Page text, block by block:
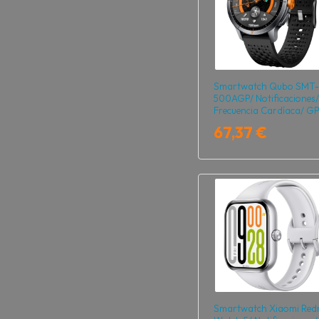
Smartwatch Qubo SMT-
500AGP/ Notificaciones/
Frecuencia Cardíaca/
67,37 €
Smartwatch Xiaomi